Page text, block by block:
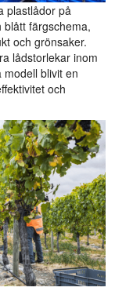
plastlådor på
färgschema,
och grönsaker.
lådstorlekar inom
blivit en
och